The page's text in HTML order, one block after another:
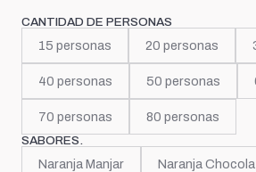
CANTIDAD DE PERSONAS
15 personas 20 personas
40 personas 50 personas
70 personas 80 personas
SABORES.
Naranja Manjar Naranja